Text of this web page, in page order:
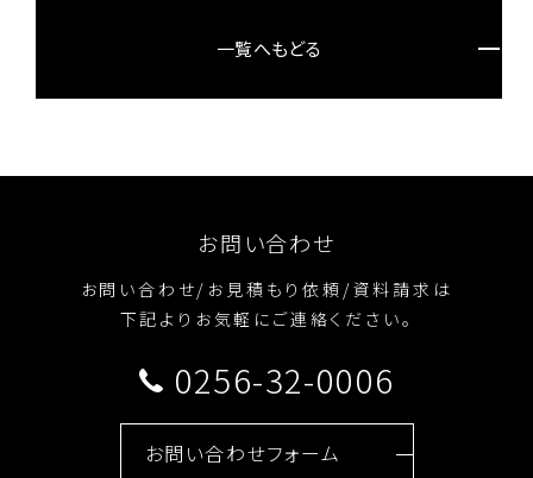
一覧へもどる
お問い合わせ
お問い合わせ/お見積もり依頼/資料請求は
下記よりお気軽にご連絡ください。
0256-32-0006
お問い合わせフォーム